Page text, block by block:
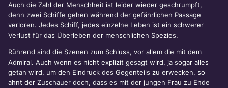
Auch die Zahl der Menschheit ist leider wieder geschrumpft,
denn zwei Schiffe gehen während der gefährlichen Passage
verloren. Jedes Schiff, jedes einzelne Leben ist ein schwerer
Verlust für das Überleben der menschlichen Spezies.
Rührend sind die Szenen zum Schluss, vor allem die mit dem
Admiral. Auch wenn es nicht explizit gesagt wird, ja sogar alles
getan wird, um den Eindruck des Gegenteils zu erwecken, so
ahnt der Zuschauer doch, dass es mit der jungen Frau zu Ende